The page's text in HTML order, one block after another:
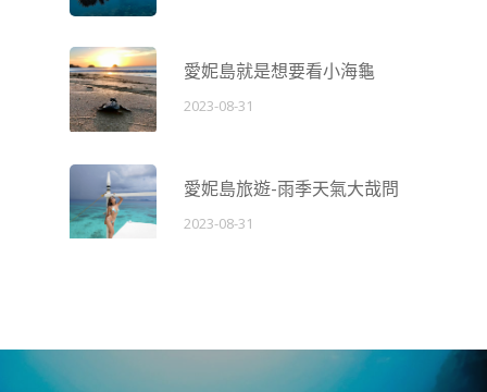
愛妮島就是想要看小海龜
2023-08-31
愛妮島旅遊-雨季天氣大哉問
2023-08-31